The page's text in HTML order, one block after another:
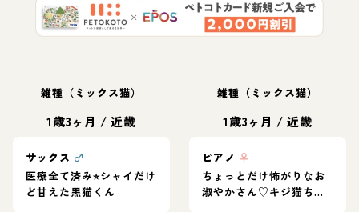
雑種（ミックス猫）
1歳3ヶ月 /近畿
サックス ♂
医療全て済み⭐︎シャイだけ
ど甘えた黒猫くん
雑種（ミックス猫）
1歳3ヶ月 /近畿
ピアノ ♀
ちょっとだけ怖がりなお
淑やかさん♡キジ猫ちゃ